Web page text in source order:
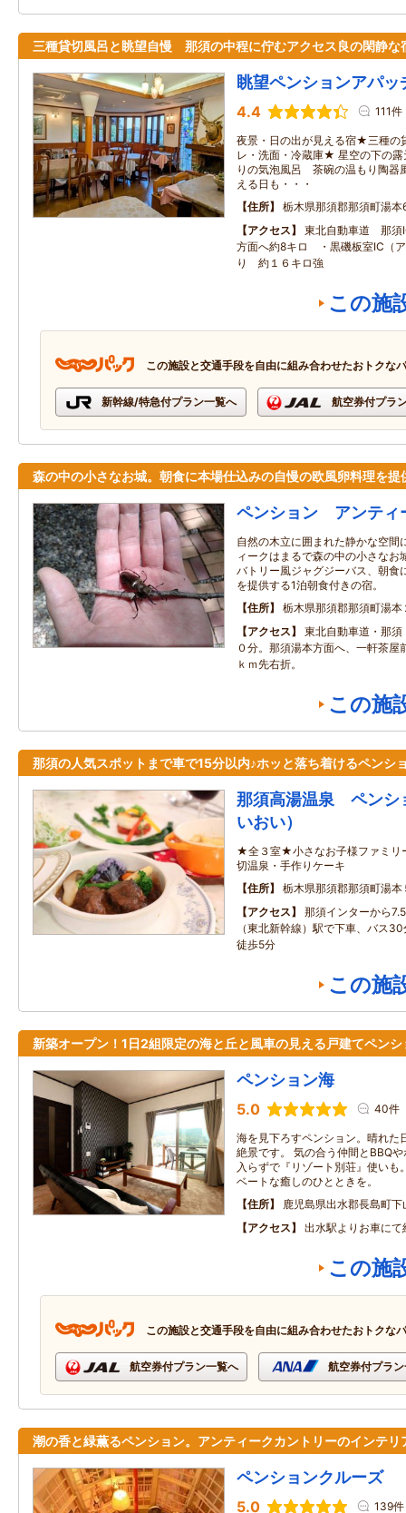
三種貸切風呂と眺望自慢 那須の中程に佇むアクセス良の閑静
眺望ペンションアパッ
4.4 111件
夜景・日の出が見える宿★三種
レ・洗面・冷蔵庫★ 星空の下の
りの気泡風呂 茶碗の温もり陶器
える日も・・・
住所
栃木県那須郡那須町湯
アクセス
東北自動車道 那
方面へ約8キロ ・黒磯板室IC（
り 約１６キロ強
この施
この施設と交通手段を自由に組み合わせたおトクな
新幹線/特急付プラン一覧へ 航空券付プラ
森の中の小さなお城。朝食に本場仕込みの自慢の欧風卵料理を提
ペンション アンティ
自然の木立に囲まれた静かな空間
ィークはまるで森の中の小さなお
バトリー風ジャグジーバス、朝食
を提供する1泊朝食付きの宿。
住所
栃木県那須郡那須町湯本
アクセス
東北自動車道・那
０分。那須湯本方面へ、一軒茶屋
ｋｍ先右折。
この施
那須の人気スポットまで車で15分以内♪ホッと落ち着けるペンシ
那須高湯温泉 ペンシ
いおい）
★全３室★小さなお子様ファミリ
切温泉・手作りケーキ
住所
栃木県那須郡那須町湯本
アクセス
那須インターから
（東北新幹線）駅で下車、バス
徒歩5分
この施
新築オープン！1日2組限定の海と丘と風車の見える戸建てペンシ
ペンション海
5.0 40件
海を見下ろすペンション。晴れた
絶景です。 気の合う仲間とBBQ
入らずで『リゾート別荘』使いも
ベートな癒しのひとときを。
住所
鹿児島県出水郡長島町
アクセス
出水駅よりお車にて
この施
この施設と交通手段を自由に組み合わせたおトクな
航空券付プラン一覧へ 航空券付プラ
潮の香と緑薫るペンション。アンティークカントリーのインテリ
ペンションクルーズ
5.0 139件